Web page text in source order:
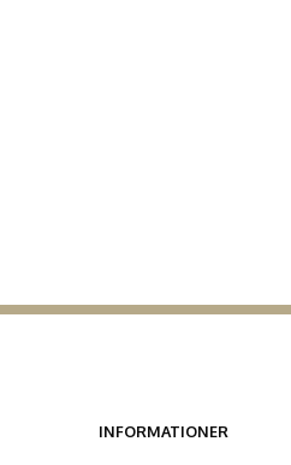
INFORMATIONER